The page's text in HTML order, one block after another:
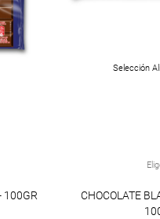
100GR
Selección
CHOCOLATE